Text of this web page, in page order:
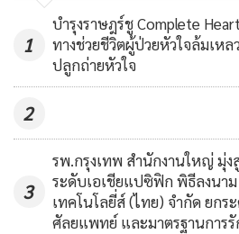
199
1
บำรุงราษฎร์ชู Complete
ทางช่วยชีวิตผู้ป่วยหัวใจล้มเหล
ปลูกถ่ายหัวใจ
2
3
รพ.กรุงเทพ สำนักงานใหญ่ มุ่ง
ระดับเอเชียแปซิฟิก พิธีลงนา
เทคโนโลยี่ส์ (ไทย) จำกัด ยก
ศัลยแพทย์ และมาตรฐานการ